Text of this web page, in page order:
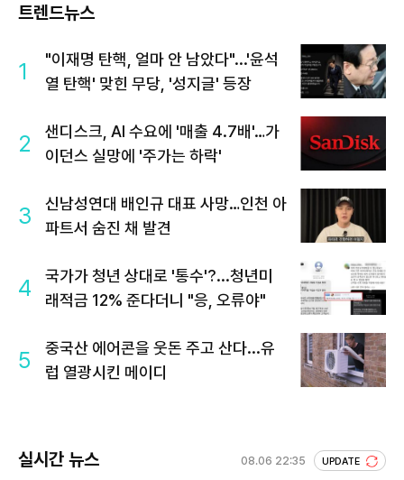
트렌드뉴스
1
"이재명 탄핵, 얼마 안 남았다"...'윤석
열 탄핵' 맞힌 무당, '성지글' 등장
2
샌디스크, AI 수요에 '매출 4.7배'…가
이던스 실망에 '주가는 하락'
3
신남성연대 배인규 대표 사망…인천 아
파트서 숨진 채 발견
4
국가가 청년 상대로 '통수'?...청년미
래적금 12% 준다더니 "응, 오류야"
5
중국산 에어콘을 웃돈 주고 산다...유
럽 열광시킨 메이디
실시간 뉴스 08.06 22:35 UPDATE